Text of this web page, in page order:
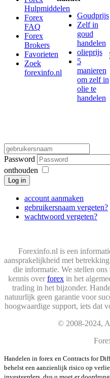
Hulpmiddelen
Forex
FAQ
Forex
Brokers
Favorieten
Zoek
forexinfo.nl
Goudprijs
Zelf in
goud
handelen
olieprijs
5
manieren
om zelf in
olie te
handelen
Password
onthouden
Log in
account aanmaken
gebruikersnaam vergeten?
wachtwoord vergeten?
Forexinfo.nl is een
aansprakelijkheid met
die informatie. We stellen
kennis over forex in het
trading in het bijzonder.
natuurlijk geen garantie voor
hoogwaardige support, iets dat
© 2008-2024,
Handelen in forex en Contracts for
behelst een aanzienlijk risico op